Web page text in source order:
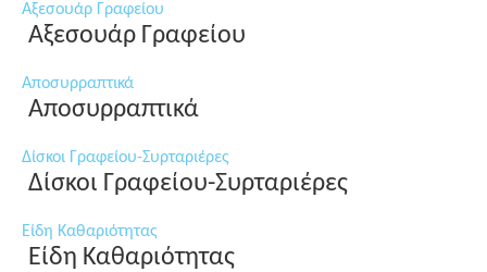
Αξεσουάρ Γραφείου
Αξεσουάρ Γραφείου
Αποσυρραπτικά
Αποσυρραπτικά
Δίσκοι Γραφείου-Συρταριέρες
Δίσκοι Γραφείου-Συρταριέρες
Είδη Καθαριότητας
Είδη Καθαριότητας